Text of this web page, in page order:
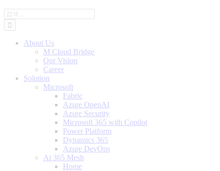
검
색:
About Us
M Cloud Bridge
Our Vision
Career
Solution
Microsoft
Fabric
Azure OpenAI
Azure Security
Microsoft 365 with Copilot
Power Platform
Dynamics 365
Azure DevOps
Ai 365 Mesh
Home